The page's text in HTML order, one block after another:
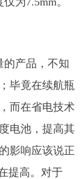
的产品，不知
毕竟在续航瓶
而在省电技术
电池，提高其
影响应该说正
提高。对于